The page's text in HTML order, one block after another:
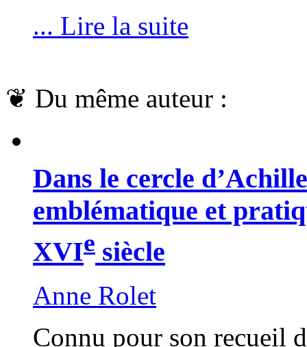
... Lire la suite
❦ Du même auteur :
Dans le cercle
emblématique et
XVIe siècle
Anne Rolet
Connu pour son recueil